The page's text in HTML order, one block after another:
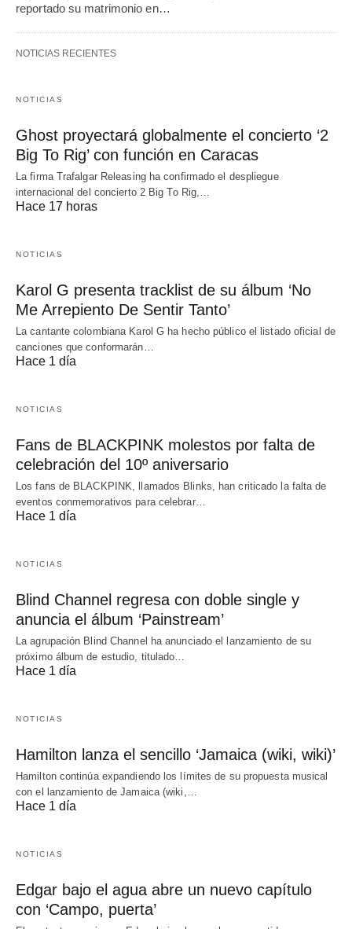
reportado su matrimonio en…
NOTICIAS RECIENTES
NOTICIAS
Ghost proyectará globalmente el concierto ‘2
Big To Rig’ con función en Caracas
La firma Trafalgar Releasing ha confirmado el despliegue
internacional del concierto 2 Big To Rig,…
Hace 17 horas
NOTICIAS
Karol G presenta tracklist de su álbum ‘No
Me Arrepiento De Sentir Tanto’
La cantante colombiana Karol G ha hecho público el listado oficial de
canciones que conformarán…
Hace 1 día
NOTICIAS
Fans de BLACKPINK molestos por falta de
celebración del 10º aniversario
Los fans de BLACKPINK, llamados Blinks, han criticado la falta de
eventos conmemorativos para celebrar…
Hace 1 día
NOTICIAS
Blind Channel regresa con doble single y
anuncia el álbum ‘Painstream’
La agrupación Blind Channel ha anunciado el lanzamiento de su
próximo álbum de estudio, titulado…
Hace 1 día
NOTICIAS
Hamilton lanza el sencillo ‘Jamaica (wiki, wiki)’
Hamilton continúa expandiendo los límites de su propuesta musical
con el lanzamiento de Jamaica (wiki,…
Hace 1 día
NOTICIAS
Edgar bajo el agua abre un nuevo capítulo
con ‘Campo, puerta’